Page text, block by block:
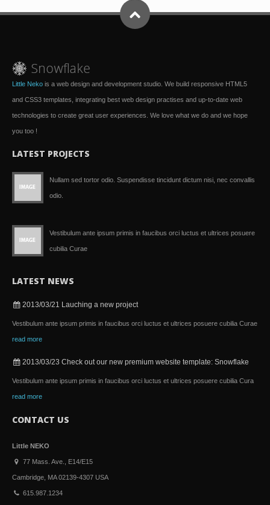
Little Neko is a web design and development studio. We build responsive HTML5
and CSS3 templates, integrating best web design practises and up-to-date web
technologies to create great user experiences. We love what we do and we hope
you too !
LATEST PROJECTS
Nullam sed tortor odio. Suspendisse tincidunt dictum nisi, nec convallis
odio.
Vestibulum ante ipsum primis in faucibus orci luctus et ultrices posuere
cubilia Curae
LATEST NEWS
2013/03/21 Lauching a new project
Vestibulum ante ipsum primis in faucibus orci luctus et ultrices posuere cubilia Curae
read more
2013/03/23 Check out our new premium website template: Snowflake
Vestibulum ante ipsum primis in faucibus orci luctus et ultrices posuere cubilia Cura
read more
CONTACT US
Little NEKO
77 Mass. Ave., E14/E15
Cambridge, MA 02139-4307 USA
615.987.1234